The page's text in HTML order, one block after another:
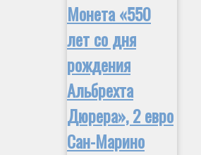
Монета «550
лет со дня
рождения
Альбрехта
Дюрера», 2 евро
Сан-Марино